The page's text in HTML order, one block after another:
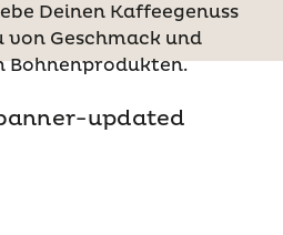
Deinen Kaffeegenuss
von Geschmack und
Bohnenprodukten.